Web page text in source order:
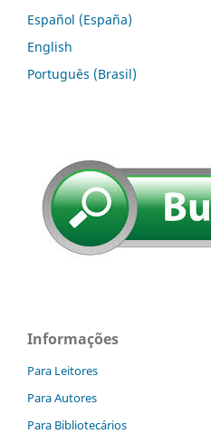
Español (España)
English
Português (Brasil)
Informações
Para Leitores
Para Autores
Para Bibliotecários